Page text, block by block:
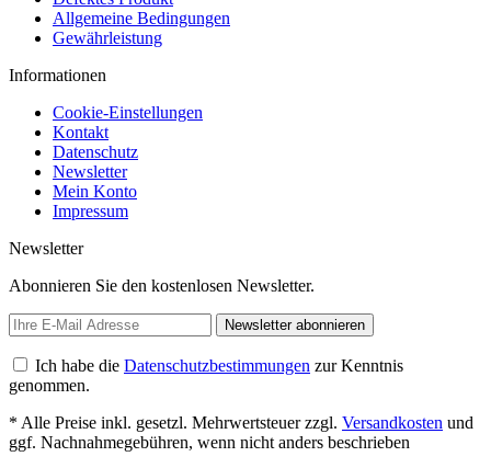
Allgemeine Bedingungen
Gewährleistung
Informationen
Cookie-Einstellungen
Kontakt
Datenschutz
Newsletter
Mein Konto
Impressum
Newsletter
Abonnieren Sie den kostenlosen Newsletter.
Newsletter abonnieren
Ich habe die Datenschutzbestimmungen zur Kenntnis
genommen.
* Alle Preise inkl. gesetzl. Mehrwertsteuer zzgl. Versandkosten und
ggf. Nachnahmegebühren, wenn nicht anders beschrieben